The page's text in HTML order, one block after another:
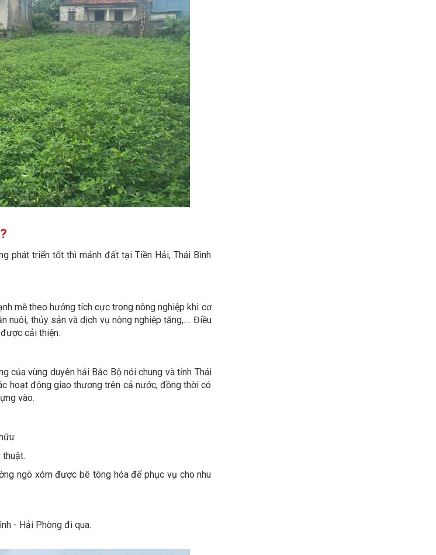
phát triển tốt thì mảnh đất tại Tiền Hải, Thái Bình
mẽ theo hướng tích cực trong nông nghiệp khi cơ
nuôi, thủy sản và dịch vụ nông nghiệp tăng,.... Điều
cải thiện.
của vùng duyên hải Bắc Bộ nói chung và tỉnh Thái
hoạt động giao thương trên cả nước, đồng thời có
vào.
ngõ xóm được bê tông hóa để phục vụ cho nhu
- Hải Phòng đi qua.